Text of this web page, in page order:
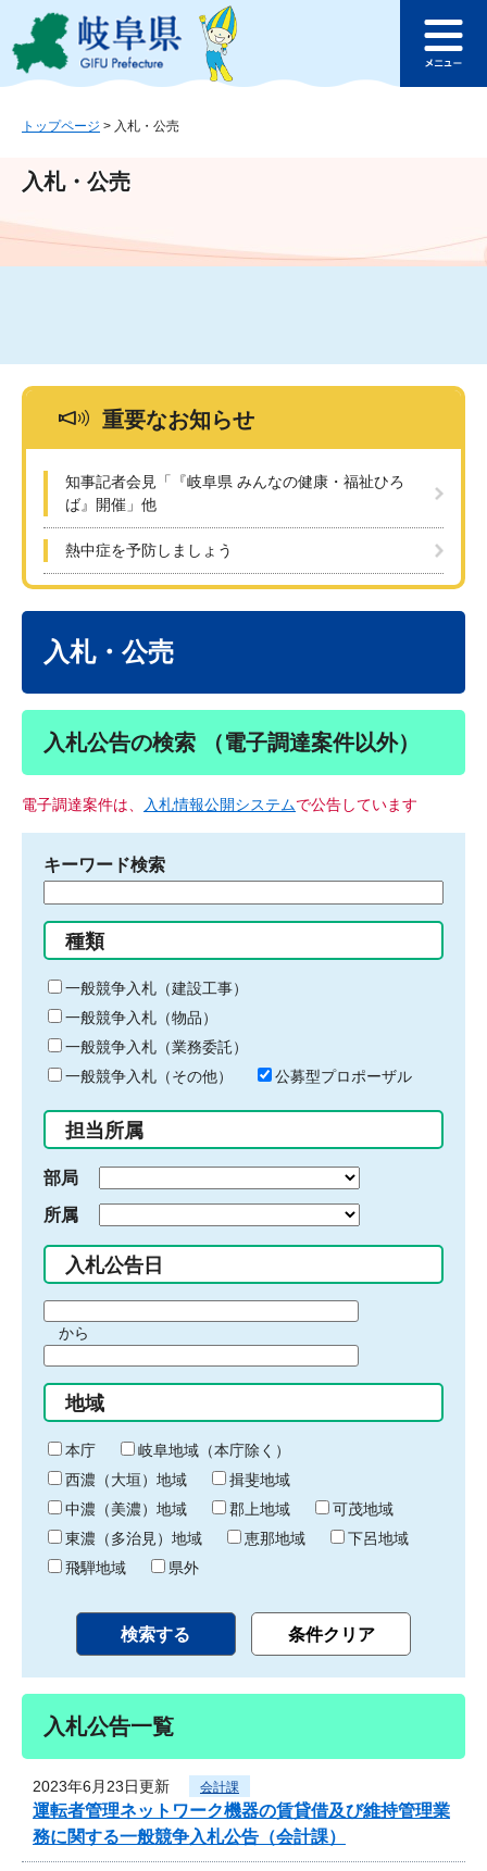
ジ
ュ
文
このページの本文へ
ュ
トップページ > 入札・公売
入札・公売
重要なお知らせ
知事記者会見「『岐阜県 みんなの健康・福祉ひろ
ば』開催」他
熱中症を予防しましょう
入札・公売
入札公告の検索 （電子調達案件以外）
電子調達案件は、 入札情報公開システムで公告しています
キーワード検索
る
キ
ー
ワ
ー
ド
入
力
種類
一般競争入札（建設工事）
一般競争入札（物品）
一般競争入札（業務委託）
一般競争入札（その他）
公募型プロポーザル
担当所属
部局
所属
入札公告日
間
始
り
から
間
終
わ
り
地域
本庁
岐阜地域（本庁除く）
西濃（大垣）地域
揖斐地域
中濃（美濃）地域
郡上地域
可茂地域
東濃（多治見）地域
恵那地域
下呂地域
飛騨地域
県外
入札公告一覧
2023年6月23日更新 会計課
運転者管理ネットワーク機器の賃貸借及び維持管理業
務に関する一般競争入札公告（会計課）